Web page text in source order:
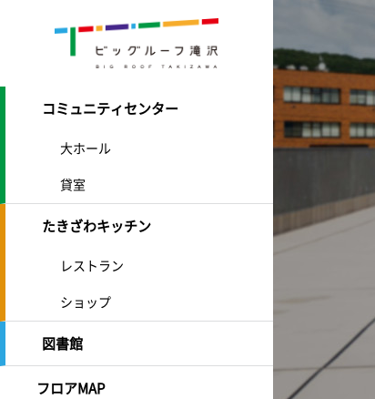
コミュニティセンター
大ホール
貸室
たきざわキッチン
レストラン
ショップ
図書館
フロアMAP